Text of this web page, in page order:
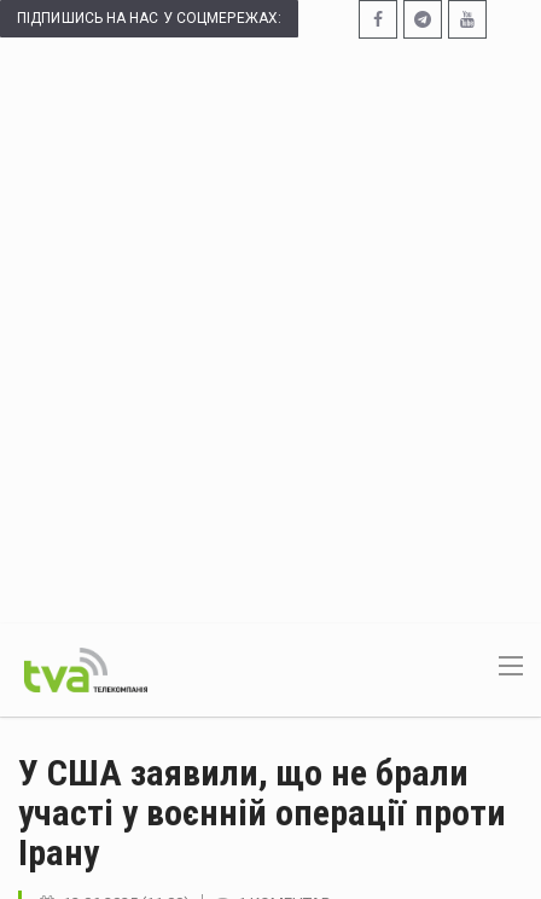
ПІДПИШИСЬ НА НАС У СОЦМЕРЕЖАХ:
У США заявили, що не брали
участі у воєнній операції проти
Ірану